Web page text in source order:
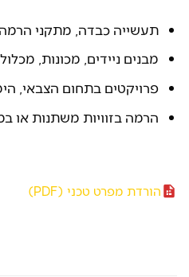
תעשייה כבדה, מתקני
מבנים ניידים, מכונות,
פרויקטים בתחום הצבאי,
הרמה בזוויות משתנות או
הורדת מפרט טכני (PDF)